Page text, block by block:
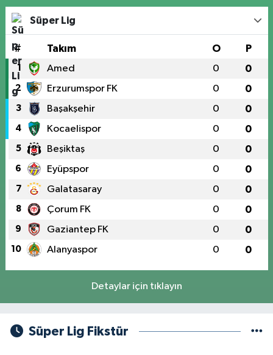
Süper Lig
# Takım O P
1 Amed 0 0
2 Erzurumspor FK 0 0
3 Başakşehir 0 0
4 Kocaelispor 0 0
5 Beşiktaş 0 0
6 Eyüpspor 0 0
7 Galatasaray 0 0
8 Çorum FK 0 0
9 Gaziantep FK 0 0
10 Alanyaspor 0 0
Detaylar için tıklayın
Süper Lig Fikstür